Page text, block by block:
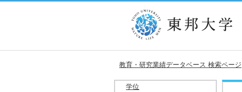
教育・研究業績データベース 検索ページ
学位